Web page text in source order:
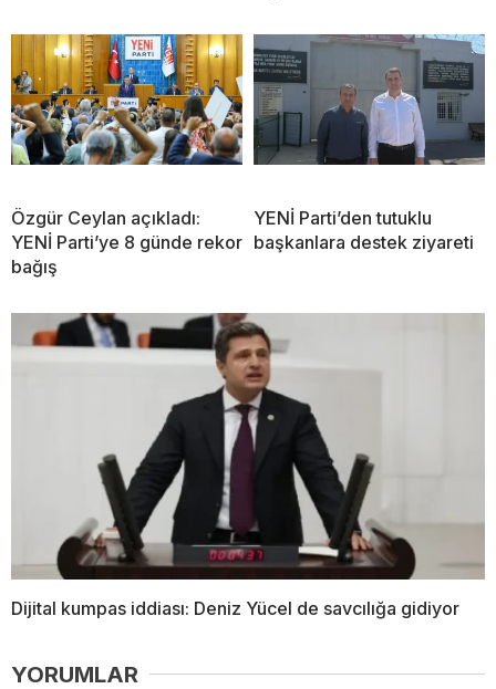
Özgür Ceylan açıkladı:
YENİ Parti’ye 8 günde rekor
bağış
YENİ Parti’den tutuklu
başkanlara destek ziyareti
Dijital kumpas iddiası: Deniz Yücel de savcılığa gidiyor
YORUMLAR